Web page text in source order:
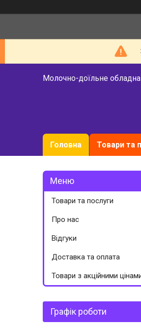
Молочно-доїльне
Головна Товари та
Товари та послуги
Про нас
Відгуки
Доставка та оплата
Товари з акційними
Графік роботи